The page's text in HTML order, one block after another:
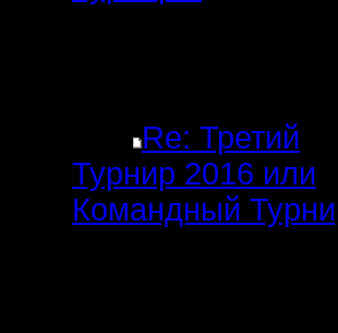
Re: Третий
Турнир 2016 или
Командный